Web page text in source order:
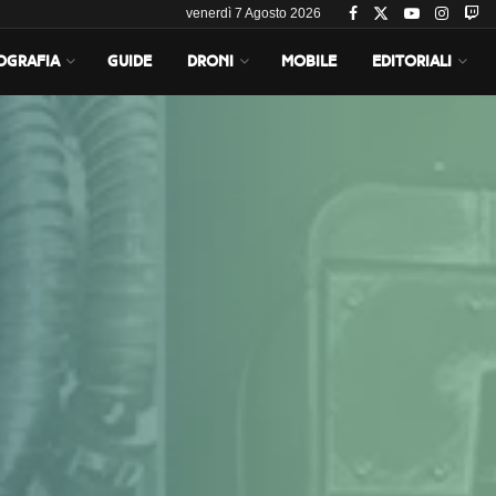
venerdì 7 Agosto 2026
GUIDE DRONI MOBILE EDITORIALI